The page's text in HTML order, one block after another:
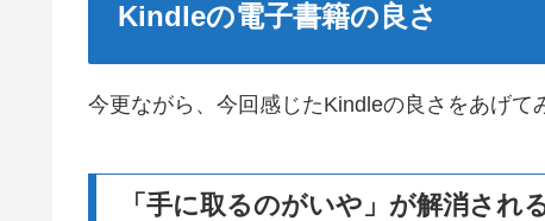
Kindleの電子書籍の良さ
今更ながら、今回感じたKindleの良さをあげて
「手に取るのがいや」が解消され